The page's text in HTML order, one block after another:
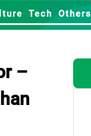
Tech Others
–